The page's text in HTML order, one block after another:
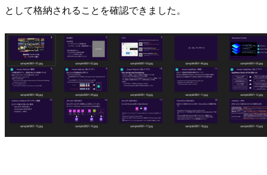
として格納されることを確認できました。